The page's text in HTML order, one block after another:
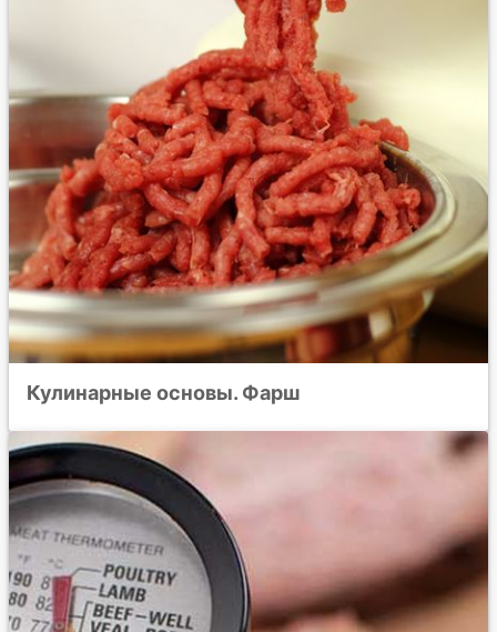
Кулинарные основы. Фарш